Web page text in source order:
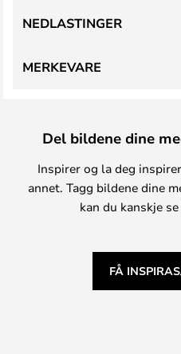
NEDLASTINGER
MERKEVARE
Del bildene dine
Inspirer og la deg
annet. Tagg bildene dine
kan du kanskje
FÅ